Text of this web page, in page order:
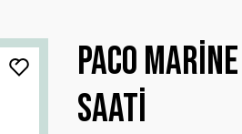
Paco
Saati